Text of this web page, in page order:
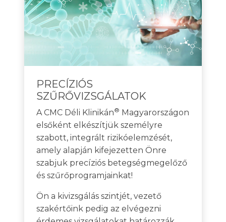
PRECÍZIÓS
SZŰRŐVIZSGÁLATOK
A CMC Déli Klinikán® Magyarországon
elsőként elkészítjük személyre
szabott, integrált rizikóelemzését,
amely alapján kifejezetten Önre
szabjuk precíziós betegségmegelőző
és szűrőprogramjainkat!
Ön a kivizsgálás szintjét, vezető
szakértőink pedig az elvégezni